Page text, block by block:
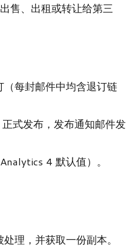
售、出租或转让给第三
（每封邮件中均含退订链
式发布，发布通知邮件发
4 默认值）。
理，并获取一份副本。